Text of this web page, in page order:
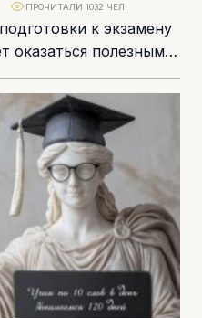
к экзамену
оказаться полезным
сдавать не...
ПРОЧИТАЛИ 1032 ЧЕЛ.